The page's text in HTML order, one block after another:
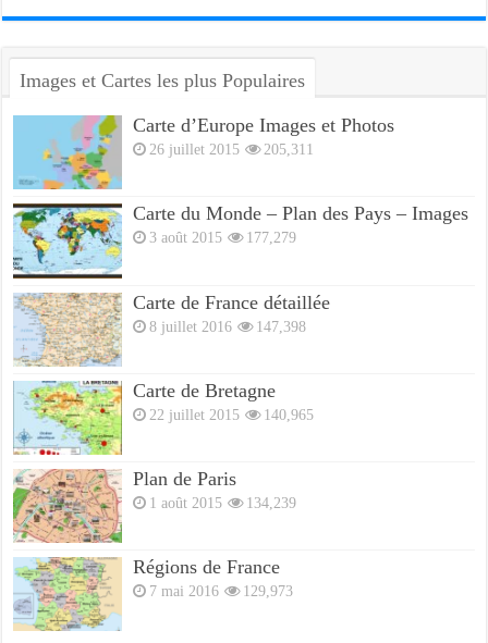
Images et Cartes les plus Populaires
Carte d’Europe Images et Photos
26 juillet 2015 205,311
Carte du Monde – Plan des Pays – Images
3 août 2015 177,279
Carte de France détaillée
8 juillet 2016 147,398
Carte de Bretagne
22 juillet 2015 140,965
Plan de Paris
1 août 2015 134,239
Régions de France
7 mai 2016 129,973